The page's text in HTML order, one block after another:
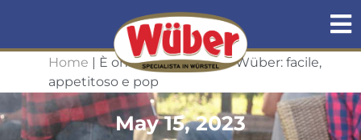
Home | È online il nuovo sito Wüber: facile,
appetitoso e pop
May 15, 2023